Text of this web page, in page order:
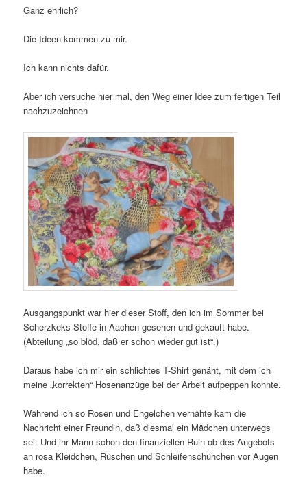
Ganz ehrlich?
Die Ideen kommen zu mir.
Ich kann nichts dafür.
Aber ich versuche hier mal, den Weg einer Idee zum fertigen Teil
nachzuzeichnen
Ausgangspunkt war hier dieser Stoff, den ich im Sommer bei
Scherzkeks-Stoffe in Aachen gesehen und gekauft habe.
(Abteilung „so blöd, daß er schon wieder gut ist“.)
Daraus habe ich mir ein schlichtes T-Shirt genäht, mit dem ich
meine „korrekten“ Hosenanzüge bei der Arbeit aufpeppen konnte.
Während ich so Rosen und Engelchen vernähte kam die
Nachricht einer Freundin, daß diesmal ein Mädchen unterwegs
sei. Und ihr Mann schon den finanziellen Ruin ob des Angebots
an rosa Kleidchen, Rüschen und Schleifenschühchen vor Augen
habe.